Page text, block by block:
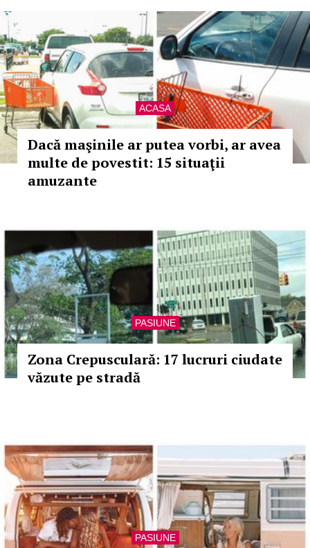
ACASA
Dacă maşinile ar putea vorbi, ar avea
multe de povestit: 15 situaţii
amuzante
PASIUNE
Zona Crepusculară: 17 lucruri ciudate
văzute pe stradă
PASIUNE